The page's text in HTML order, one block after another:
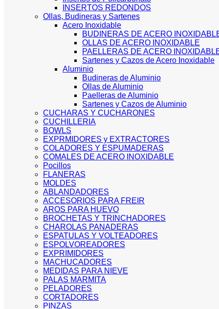
INSERTOS REDONDOS
Ollas, Budineras y Sartenes
Acero Inoxidable
BUDINERAS DE ACERO
OLLAS DE ACERO INOXIDABLE
PAELLERAS DE ACERO
Sartenes y Cazos de Acero Inoxidable
Aluminio
Budineras de Aluminio
Ollas de Aluminio
Paelleras de Aluminio
Sartenes y Cazos de Aluminio
CUCHARAS Y CUCHARONES
CUCHILLERIA
BOWLS
EXPRMIDORES y EXTRACTORES
COLADORES Y ESPUMADERAS
COMALES DE ACERO INOXIDABLE
Pocillos
FLANERAS
MOLDES
ABLANDADORES
ACCESORIOS PARA FREIR
AROS PARA HUEVO
BROCHETAS Y TRINCHADORES
CHAROLAS PANADERAS
ESPATULAS Y VOLTEADORES
ESPOLVOREADORES
EXPRIMIDORES
MACHUCADORES
MEDIDAS PARA NIEVE
PALAS MARMITA
PELADORES
CORTADORES
PINZAS